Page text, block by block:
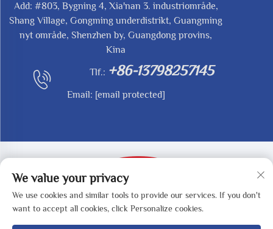
Add: #803, Bygning 4, Xia'nan 3. industriområde,
Shang Village, Gongming underdistrikt, Guangming
nyt område, Shenzhen by, Guangdong provins,
Kina
Tlf.: +86-13798257145
Email: [email protected]
Copyright © 2025 af SHENZHEN REDY-MED
TECHNOLOGY CO.,LTD - Privatlivspolitik
We value your privacy
We use cookies and similar tools to provide our services. If you don't
want to accept all cookies, click Personalize cookies.